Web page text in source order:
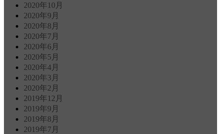
2020年10月
2020年9月
2020年8月
2020年7月
2020年6月
2020年5月
2020年4月
2020年3月
2020年2月
2019年12月
2019年9月
2019年8月
2019年7月